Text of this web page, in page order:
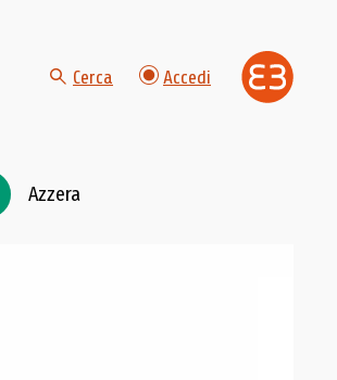
Cerca Accedi
Azzera